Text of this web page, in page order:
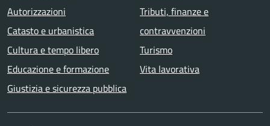
Autorizzazioni
Catasto e urbanistica
Cultura e tempo libero
Educazione e formazione
Giustizia e sicurezza pubblica
Tributi, finanze e
contravvenzioni
Turismo
Vita lavorativa